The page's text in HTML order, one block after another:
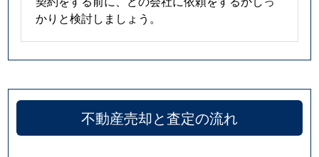
かりと検討しましょう。
不動産売却と査定の流れ